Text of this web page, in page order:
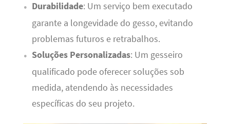
Durabilidade: Um serviço bem executado
garante a longevidade do gesso, evitando
problemas futuros e retrabalhos.
Soluções Personalizadas: Um gesseiro
qualificado pode oferecer soluções sob
medida, atendendo às necessidades
específicas do seu projeto.